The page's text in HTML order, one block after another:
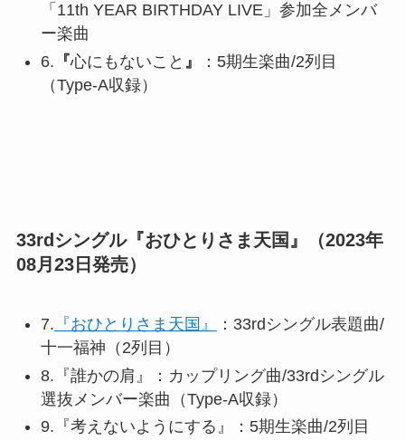
「11th YEAR BIRTHDAY LIVE」参加全メンバ
ー楽曲
6. 『心にもないこと 』
：5期生楽曲/2列目
（Type-A収録）
33rdシングル『おひとりさま天国』（2023年
08月23日発売）
7. 『おひとりさま天国』
：33rdシングル表題曲/
十一福神（2列目）
8.『誰かの肩』：カップリング曲/33rdシングル
選抜メンバー楽曲（Type-A収録）
9.『考えないようにする』：5期生楽曲/2列目